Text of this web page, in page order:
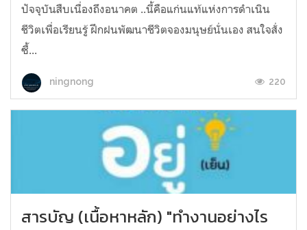
ปัจจุบันสืบเนื่องถึงอนาคต​ ..นี้คือแก่นแท้แห่งการดำเนิน
ชีวิตเพื่อเรียนรู้​ ฝึก​ฝน​พัฒนาชีวิตจองมนุษย์นั่นเอง สนใจสั่ง
ซื้...
ningnong 220
สารบัญ (เนื้อหาหลัก) "ทำงานอย่างไร